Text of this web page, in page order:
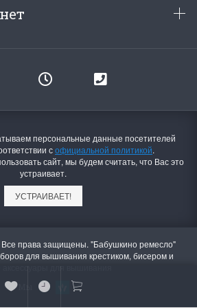
персональные данные посетителей
софициальной политикой.
сайт, мы будем считать, что Вас это
устраивает.
УСТРАИВАЕТ!
права защищены. "Бабушкино ремесло"
для вышивания крестиком, бисером и
аксессуары для вышивания
Мы